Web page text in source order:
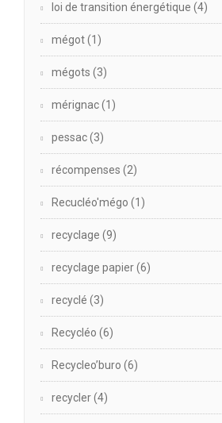
loi de transition énergétique (4)
mégot(1)
mégots (3)
mérignac(1)
pessac(3)
récompenses (2)
Recucléo'mégo (1)
recyclage (9)
recyclage papier(6)
recyclé (3)
Recycléo (6)
Recycleo’buro (6)
recycler(4)